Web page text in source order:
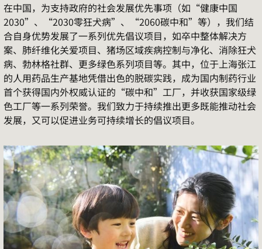
在中国，为支持政府的社会发展优先事项（如 “健康中国
2030” 、 “2030零狂犬病” 、 “2060碳中和” 等），我们结
合自身优势发展了一系列优先倡议项目，如卒中整体解决方
案、肺纤维化关爱项目、猪场区域疾病控制与净化、消除狂犬
病、勃林格社群、更多绿色系列项目等。其中，位于上海张江
的人用药品生产基地凭借出色的脱碳实践，成为国内制药行业
首个获得国内外权威认证的 “碳中和” 工厂，并收获国家级绿
色工厂等一系列荣誉。我们致力于持续推出更多既能推动社会
发展，又可以促进业务可持续增长的倡议项目。